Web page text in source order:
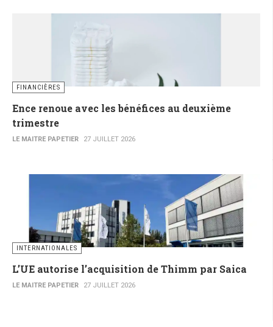
FINANCIÈRES
Ence renoue avec les bénéfices au deuxième
trimestre
LE MAITRE PAPETIER 27 JUILLET 2026
INTERNATIONALES
L’UE autorise l’acquisition de Thimm par Saica
LE MAITRE PAPETIER 27 JUILLET 2026